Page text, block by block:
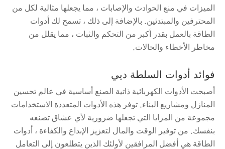
الميزات في منع الحوادث والإصابات ، مما يجعلها مثالية لكل من
المحترفين والمبتدئين. بالإضافة إلى ذلك ، تسمح لك أدوات
الطاقة بالعمل بقدر أكبر من التحكم والثبات ، مما يقلل من
مخاطر الأخطاء والحالات.
فوائد أدوات السلطة ديي
أصبحت الأدوات الكهربائية ذاتية الصنع أساسية في عالم تحسين
المنازل ومشاريع البناء. توفر هذه الأدوات المتعددة الاستخدامات
مجموعة من المزايا التي تجعلها ضرورية لأي عشاق تصنعه
بنفسك. من توفير الوقت والمال لتعزيز الإبداع والكفاءة ، أدوات
الطاقة هي أفضل المرافقين لأولئك الذين يتطلعون إلى التعامل